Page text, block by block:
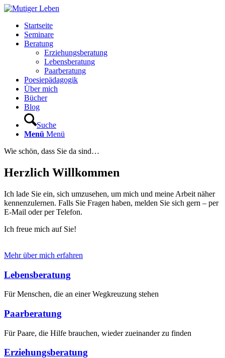
Startseite
Seminare
Beratung
Erziehungsberatung
Lebensberatung
Paarberatung
Poesiepädagogik
Über mich
Bücher
Blog
Suche
Menü Menü
Wie schön, dass Sie da sind…
Herzlich Willkommen
Ich lade Sie ein, sich umzusehen, um mich und meine Arbeit näher
kennenzulernen. Falls Sie Fragen haben, melden Sie sich gern – per
E-Mail oder per Telefon.
Ich freue mich auf Sie!
Mehr über mich erfahren
Lebensberatung
Für Menschen, die an einer Wegkreuzung stehen
Paarberatung
Für Paare, die Hilfe brauchen, wieder zueinander zu finden
Erziehungsberatung